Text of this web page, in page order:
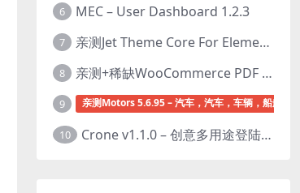
6 MEC – User Dashboard 1.2.3
7 亲测Jet Theme Core For Elementor 2.3.1.2 插件下载
8 亲测+稀缺WooCommerce PDF Invoices & Packing Slips Professional v2.20.0 + Templates v2.25.1 [by WpOverNight] WooCommerce PDF 发票和装箱单插件下载
9 亲测Motors 5.6.95 – 汽车，汽车，车辆，船舶
10 Crone v1.1.0 – 创意多用途登陆页面HTML模板下载